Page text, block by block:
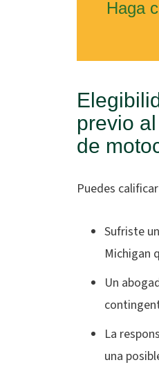
Haga
previo
de
Puedes
Sufriste
Michigan
Un
La
una